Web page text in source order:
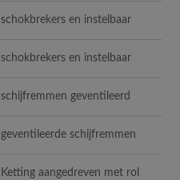
schokbrekers en instelbaar
schokbrekers en instelbaar
schijfremmen geventileerd
geventileerde schijfremmen
Ketting aangedreven met rol